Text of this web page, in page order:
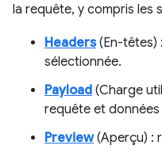
la requête, y compris les
Headers(En-têtes)
sélectionnée.
Payload (Charge
requête et
Preview(Aperçu) :